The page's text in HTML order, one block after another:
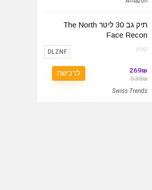
תיק גב 30 ליטר The North
Face Recon
קופון: DLZNF
269₪
538₪
Swiss Trends
לרכישה